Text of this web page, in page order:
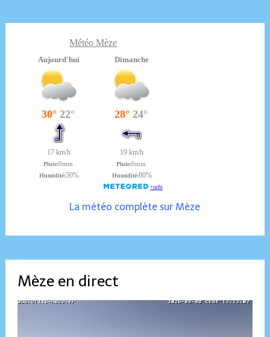
Météo Mèze
La météo complète sur Mèze
Mèze en direct